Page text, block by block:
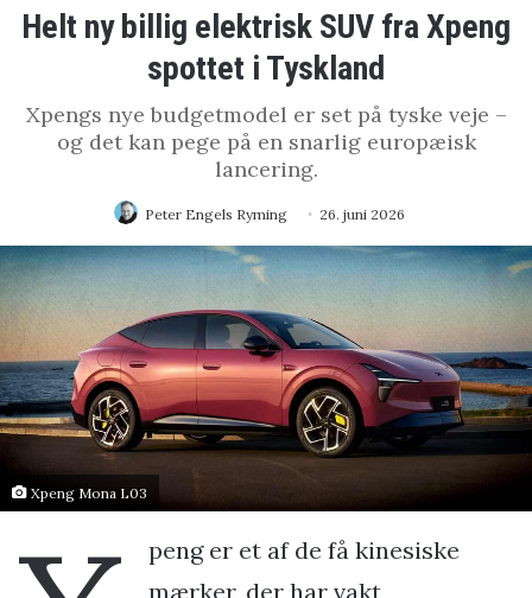
Helt ny billig elektrisk SUV fra Xpeng
spottet i Tyskland
Xpengs nye budgetmodel er set på tyske veje –
og det kan pege på en snarlig europæisk
lancering.
Peter Engels Ryming 26. juni 2026
Xpeng Mona L03
peng er et af de få kinesiske
mærker, der har vakt